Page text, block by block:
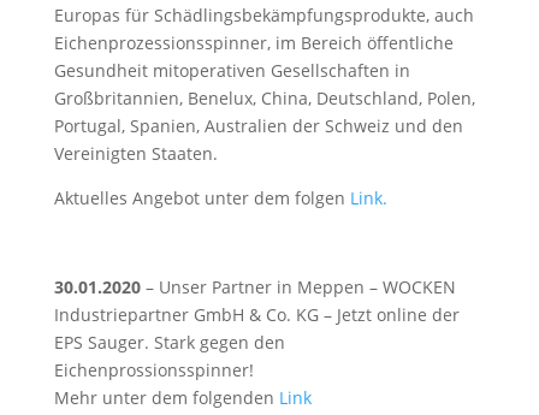
Europas für Schädlingsbekämpfungsprodukte, auch
Eichenprozessionsspinner, im Bereich öffentliche
Gesundheit mitoperativen Gesellschaften in
Großbritannien, Benelux, China, Deutschland, Polen,
Portugal, Spanien, Australien der Schweiz und den
Vereinigten Staaten.
Aktuelles Angebot unter dem folgen Link.
30.01.2020– Unser Partner in Meppen – WOCKEN
Industriepartner GmbH & Co. KG – Jetzt online der
EPS Sauger. Stark gegen den
Eichenprossionsspinner!
Mehr unter dem folgenden Link